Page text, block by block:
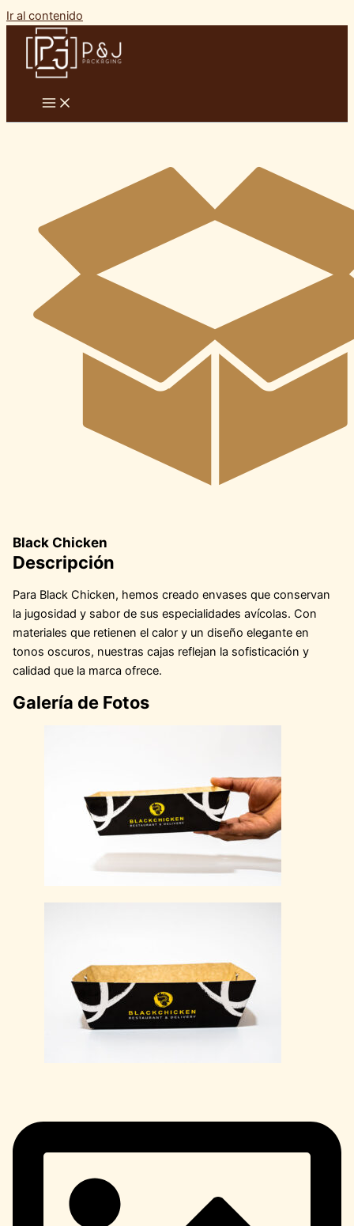
Ir al contenido
Black Chicken
Descripción
Para Black Chicken, hemos creado envases que conservan
la jugosidad y sabor de sus especialidades avícolas. Con
materiales que retienen el calor y un diseño elegante en
tonos oscuros, nuestras cajas reflejan la sofisticación y
calidad que la marca ofrece.
Galería de Fotos